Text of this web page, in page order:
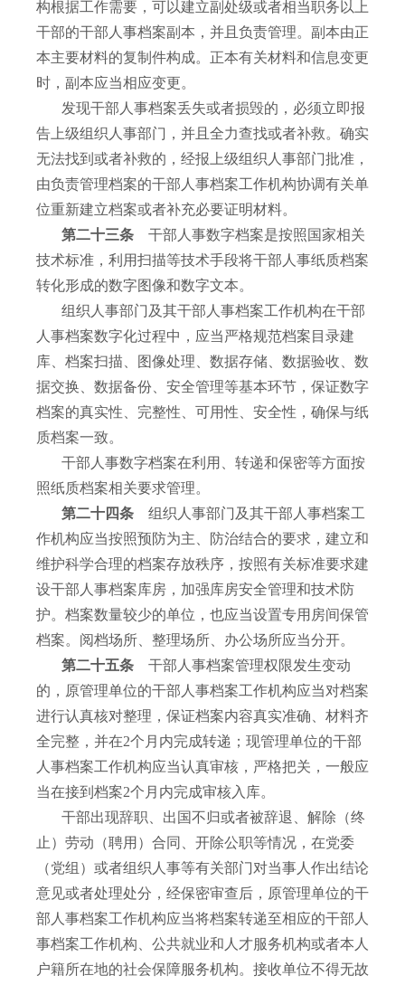
构根据工作需要，可以建立副处级或者相当职务以上
干部的干部人事档案副本，并且负责管理。副本由正
本主要材料的复制件构成。正本有关材料和信息变更
时，副本应当相应变更。
发现干部人事档案丢失或者损毁的，必须立即报
告上级组织人事部门，并且全力查找或者补救。确实
无法找到或者补救的，经报上级组织人事部门批准，
由负责管理档案的干部人事档案工作机构协调有关单
位重新建立档案或者补充必要证明材料。
第二十三条 干部人事数字档案是按照国家相关
技术标准，利用扫描等技术手段将干部人事纸质档案
转化形成的数字图像和数字文本。
组织人事部门及其干部人事档案工作机构在干部
人事档案数字化过程中，应当严格规范档案目录建
库、档案扫描、图像处理、数据存储、数据验收、数
据交换、数据备份、安全管理等基本环节，保证数字
档案的真实性、完整性、可用性、安全性，确保与纸
质档案一致。
干部人事数字档案在利用、转递和保密等方面按
照纸质档案相关要求管理。
第二十四条 组织人事部门及其干部人事档案工
作机构应当按照预防为主、防治结合的要求，建立和
维护科学合理的档案存放秩序，按照有关标准要求建
设干部人事档案库房，加强库房安全管理和技术防
护。档案数量较少的单位，也应当设置专用房间保管
档案。阅档场所、整理场所、办公场所应当分开。
第二十五条 干部人事档案管理权限发生变动
的，原管理单位的干部人事档案工作机构应当对档案
进行认真核对整理，保证档案内容真实准确、材料齐
全完整，并在2个月内完成转递；现管理单位的干部
人事档案工作机构应当认真审核，严格把关，一般应
当在接到档案2个月内完成审核入库。
干部出现辞职、出国不归或者被辞退、解除（终
止）劳动（聘用）合同、开除公职等情况，在党委
（党组）或者组织人事等有关部门对当事人作出结论
意见或者处理处分，经保密审查后，原管理单位的干
部人事档案工作机构应当将档案转递至相应的干部人
事档案工作机构、公共就业和人才服务机构或者本人
户籍所在地的社会保障服务机构。接收单位不得无故